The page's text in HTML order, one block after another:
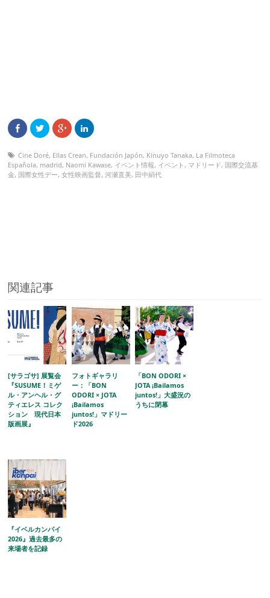
Cine Doré, Ellas Crean, Fundación Japón, Kinuyo Tanaka, La Filmoteca
Española, madrid, Naomi Kawase, イベント情報, イベント, マドリード, 国際交流基
金, 国際女性デー,女性映画監督,河瀬直美, 田中絹代
関連記事
[サラゴサ] 展覧会
『SUSUME！ミゲ
ル・アンヘル・グ
ティエレス コレク
ション 現代日本
版画展』
フォトギャラリ
ー：「BON
ODORI × JOTA
¡Bailamos
juntos!」マドリー
ド2026
「BON ODORI ×
JOTA ¡Bailamos
juntos!」大盛況の
うちに閉幕
『イベルカンパイ
2026』過去最多の
来場者を記録